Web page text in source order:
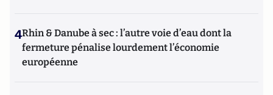
4Rhin & Danube à sec : l’autre voie d’eau dont la
fermeture pénalise lourdement l’économie
européenne